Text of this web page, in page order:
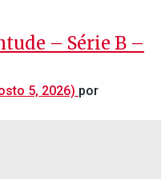
– Série B –
5, 2026) por